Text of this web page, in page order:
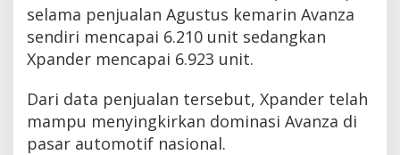
selama penjualan Agustus kemarin Avanza
sendiri mencapai 6.210 unit sedangkan
Xpander mencapai 6.923 unit.
Dari data penjualan tersebut, Xpander telah
mampu menyingkirkan dominasi Avanza di
pasar automotif nasional.